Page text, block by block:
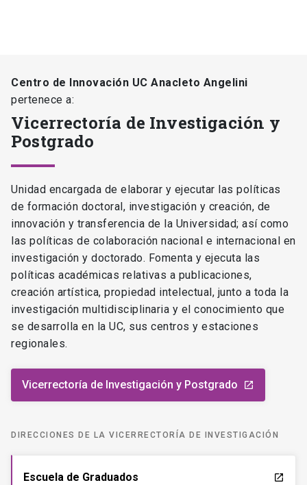
Centro de Innovación UC Anacleto Angelini
pertenece a:
Vicerrectoría de Investigación y
Postgrado
Unidad encargada de elaborar y ejecutar las políticas
de formación doctoral, investigación y creación, de
innovación y transferencia de la Universidad; así como
las políticas de colaboración nacional e internacional en
investigación y doctorado. Fomenta y ejecuta las
políticas académicas relativas a publicaciones,
creación artística, propiedad intelectual, junto a toda la
investigación multidisciplinaria y el conocimiento que
se desarrolla en la UC, sus centros y estaciones
regionales.
Vicerrectoría de Investigación y Postgrado launch
DIRECCIONES DE LA VICERRECTORÍA DE INVESTIGACIÓN
Escuela de Graduados launch